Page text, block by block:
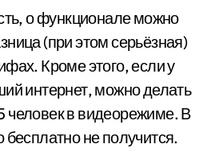
о функционале можно
(при этом серьёзная)
Кроме этого, если у
интернет, можно делать
человек в видеорежиме. В
бесплатно не получится.